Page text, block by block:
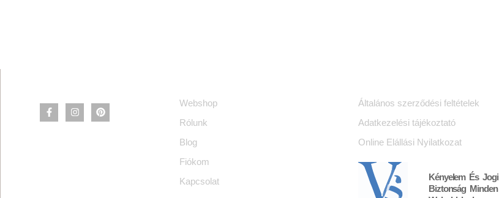
Webshop
Rólunk
Blog
Fiókom
Kapcsolat
Általános szerződési feltételek
Adatkezelési tájékoztató
Online Elállási Nyilatkozat
Kényelem És Jogi
Biztonság Minden